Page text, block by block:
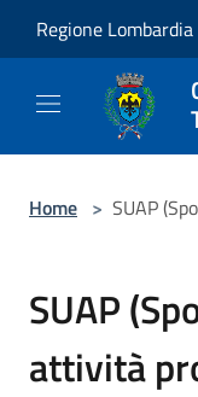
Regione Lombardia
Home > SUAP
SUAP
attività